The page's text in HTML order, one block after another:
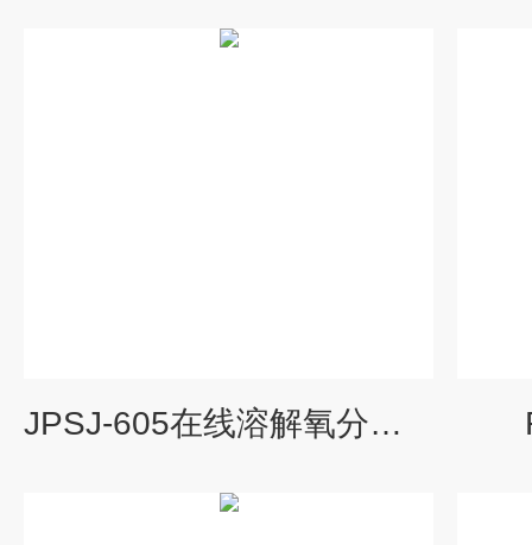
JPSJ-605在线溶解氧分析仪